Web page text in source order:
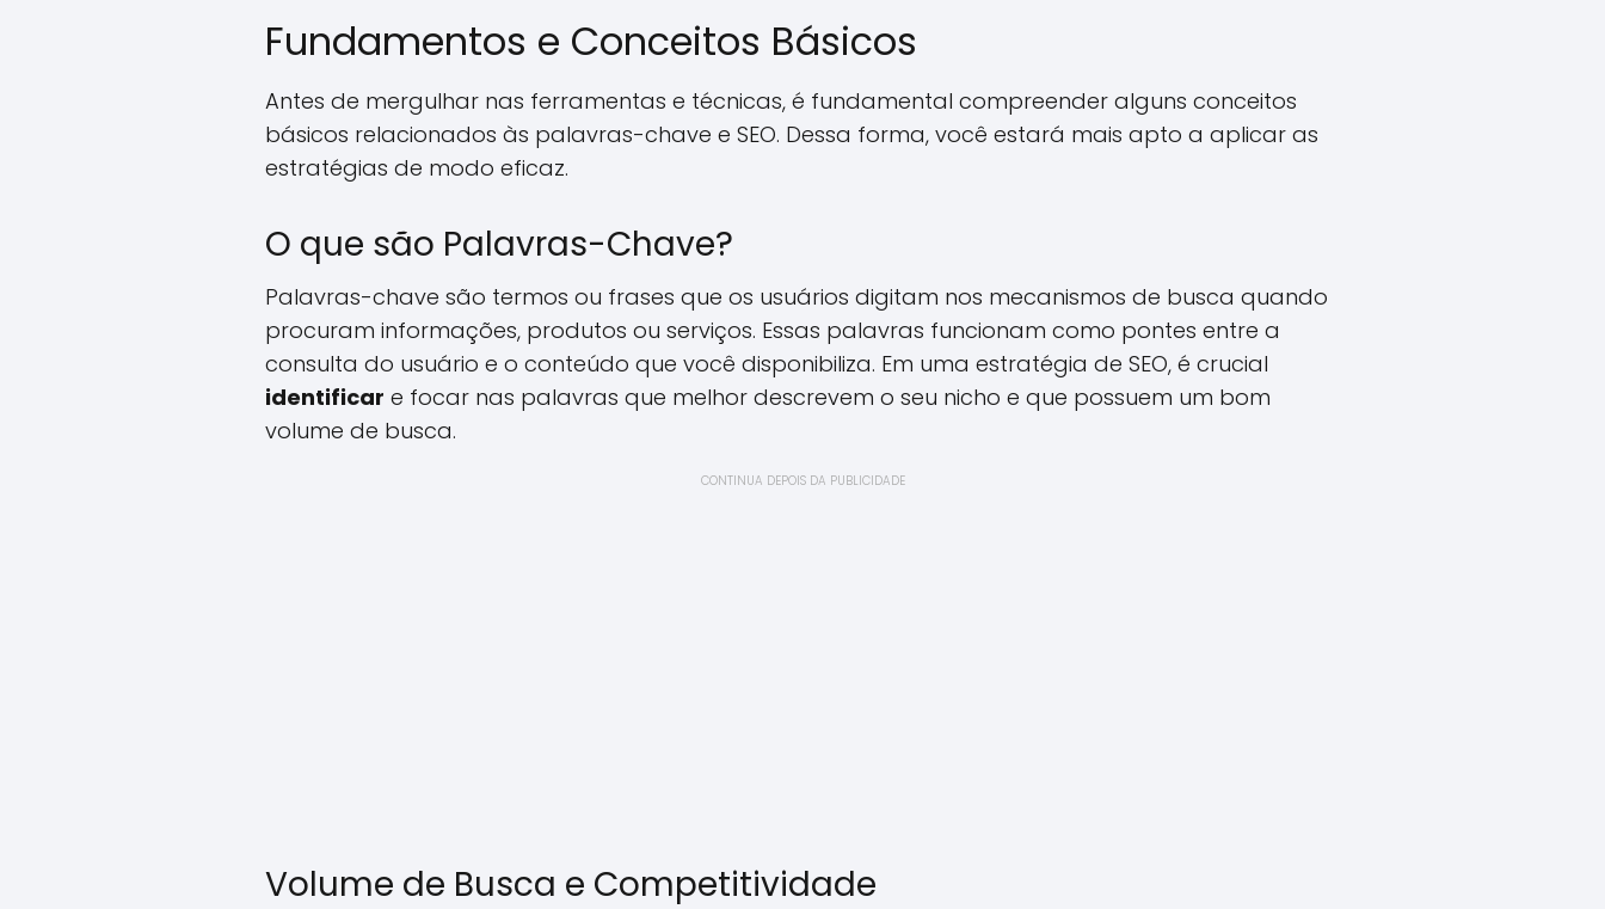
Fundamentos e Conceitos Básicos
Antes de mergulhar nas ferramentas e técnicas, é fundamental compreender alguns conceitos
básicos relacionados às palavras-chave e SEO. Dessa forma, você estará mais apto a aplicar as
estratégias de modo eficaz.
O que são Palavras-Chave?
Palavras-chave são termos ou frases que os usuários digitam nos mecanismos de busca quando
procuram informações, produtos ou serviços. Essas palavras funcionam como pontes entre a
consulta do usuário e o conteúdo que você disponibiliza. Em uma estratégia de SEO, é crucial
identificar e focar nas palavras que melhor descrevem o seu nicho e que possuem um bom
volume de busca.
CONTINUA DEPOIS DA PUBLICIDADE
Volume de Busca e Competitividade